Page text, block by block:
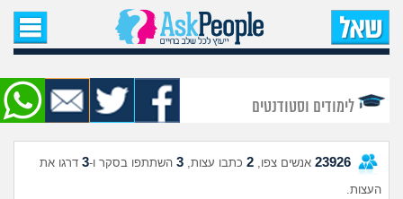
עמוד הבית
שאל שאלה
שאלות חדשות
שאלות שעוררו עניין
לימודים וסטודנטים
23926 אנשים צפו, 2 כתבו עצות, 3 השתתפו בסקר ו-3 דרגו את
העצות.